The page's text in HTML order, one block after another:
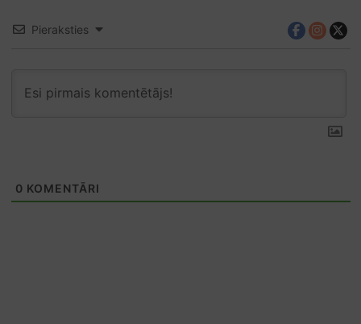
Pieraksties
0 KOMENTĀRI